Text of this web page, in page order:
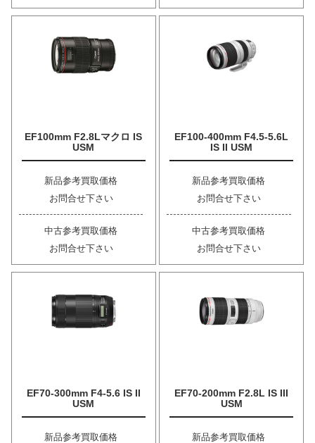
EF100mm F2.8Lマクロ IS
USM
新品参考買取価格
お問合せ下さい
中古参考買取価格
お問合せ下さい
EF100-400mm F4.5-5.6L
IS II USM
新品参考買取価格
お問合せ下さい
中古参考買取価格
お問合せ下さい
EF70-300mm F4-5.6 IS II
USM
新品参考買取価格
EF70-200mm F2.8L IS III
USM
新品参考買取価格